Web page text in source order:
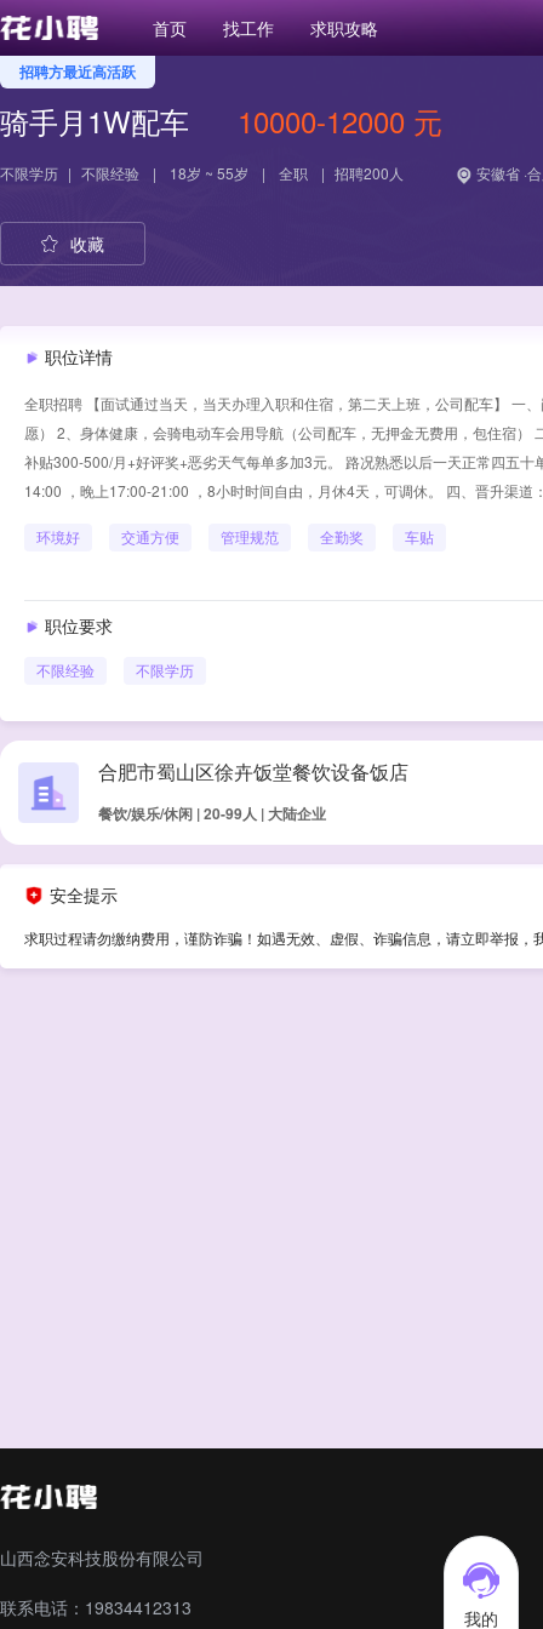
首页 找工作 求职攻略
我的
招聘方最近高活跃
骑手月1W配车 10000-12000 元
不限学历 | 不限经验 | 18岁 ~ 55岁 | 全职 | 招聘200人 安徽省 ·
收藏
职位详情
全职招聘 【面试通过当天，当天办理入职和住宿，第二天上班，公司配车】 一
愿） 2、身体健康，会骑电动车会用导航（公司配车，无押金无费用，包住宿
补贴300-500/月+好评奖+恶劣天气每单多加3元。 路况熟悉以后一天正常四五
14:00 ，晚上17:00-21:00 ，8小时时间自由，月休4天，可调休。 四、晋升渠
环境好 交通方便 管理规范 全勤奖 车贴
职位要求
不限经验 不限学历
合肥市蜀山区徐卉饭堂餐饮设备饭店
餐饮/娱乐/休闲 | 20-99人 | 大陆企业
安全提示
求职过程请勿缴纳费用，谨防诈骗！如遇无效、虚假、诈骗信息，请立即举报，
山西念安科技股份有限公司
联系电话：19834412313